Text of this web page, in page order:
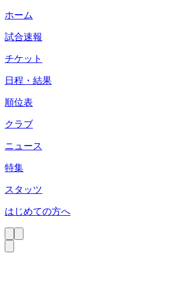
ホーム
試合速報
チケット
日程・結果
順位表
クラブ
ニュース
特集
スタッツ
はじめての方へ